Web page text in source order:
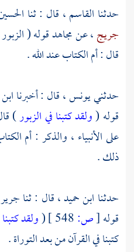
حدثنا القاسم، قال : ثنا
جريج، عنمجاهدقوله (
قال : أم الكتاب عند الله .
حدثنييونس، قال : أخبرنا
قوله (ولقد كتبنا في الزبور)
على الأنبياء ، والذكر : أم
ذلك .
حدثنا ابن حميد، قال : ثناجرير
قوله[ص: (ولقد
كتبنا في القرآن من بعد التوراة .